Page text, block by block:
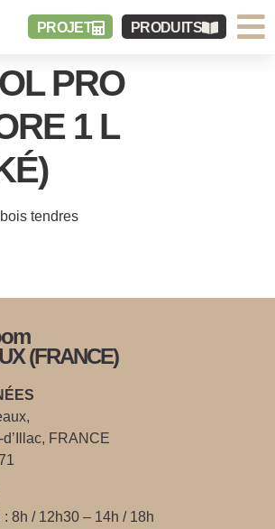
PROJET PRODUITS
PRO
1 L
tendres
(FRANCE)
FRANCE
8h / 12h30 – 14h / 18h